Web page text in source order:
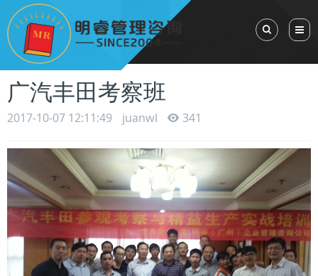
Toggle
广汽丰田考察班
2017-10-07 12:11:49 juanwl 341